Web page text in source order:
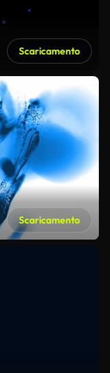
Scaricamento
Scaricamento